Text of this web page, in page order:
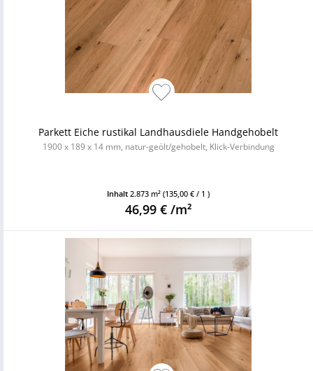
Parkett Eiche rustikal Landhausdiele Handgehobelt
1900 x 189 x 14 mm, natur-geölt/gehobelt, Klick-Verbindung
Inhalt 2.873 m² (135,00 € / 1 )
46,99 € /m²